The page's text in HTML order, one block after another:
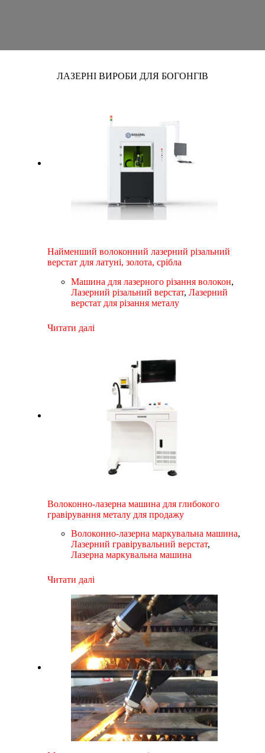
ЛАЗЕРНІ ВИРОБИ ДЛЯ БОГОНГІВ
Найменший волоконний лазерний різальний
верстат для латуні, золота, срібла
Машина для лазерного різання волокон,
Лазерний різальний верстат,Лазерний
верстат для різання металу
Читати далі
Волоконно-лазерна машина для глибокого
гравірування металу для продажу
Волоконно-лазерна маркувальна машина,
Лазерний гравірувальний верстат,
Лазерна маркувальна машина
Читати далі